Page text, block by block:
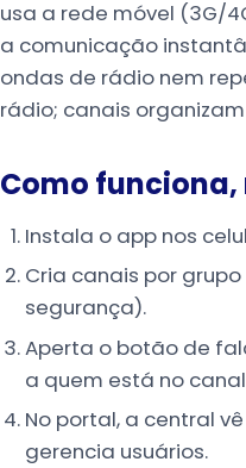
usa a rede móvel (3G/
a comunicação
ondas de rádio nem
rádio; canais
Como
Instala o app nos
Cria canais por
segurança).
Aperta o botão de
a quem está no
No portal, a central
gerencia usuários.